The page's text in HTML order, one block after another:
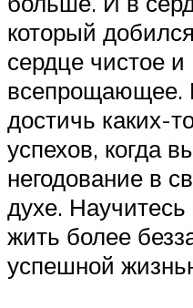
который
сердце чистое и
всепрощающее.
достичь каких-
успехов, когда
негодование в
духе. Научитесь
жить более
успешной